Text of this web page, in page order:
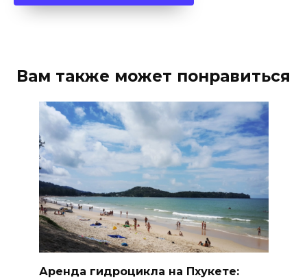
Вам также может понравиться
Аренда гидроцикла на Пхукете: